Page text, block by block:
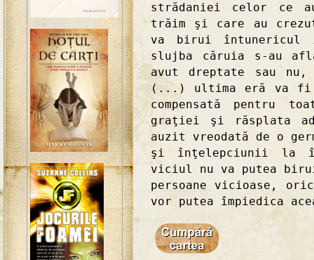
strădaniei celor ce
trăim şi care au
va birui întunericul
slujba căruia s-au
avut dreptate sau
(...) ultima eră va fi
compensată pentru
graţiei şi răsplata
auzit vreodată de o
şi înţelepciunii la
viciul nu va putea
persoane vicioase,
vor putea împiedica